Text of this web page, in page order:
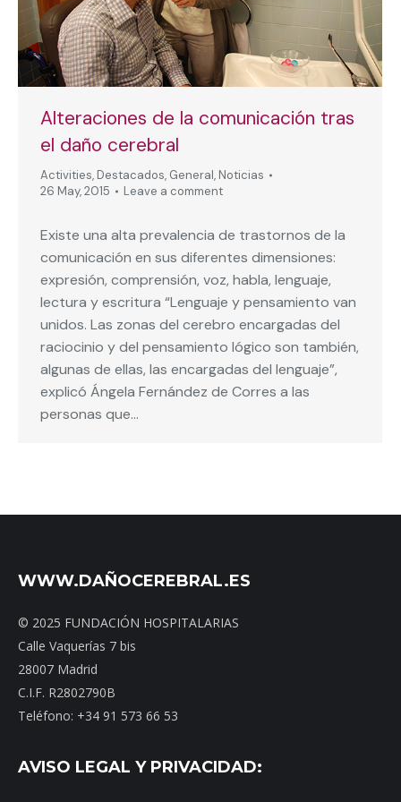
Alteraciones de la comunicación tras
el daño cerebral
Activities, Destacados, General, Noticias
26 May, 2015
Leave a comment
Existe una alta prevalencia de trastornos de la
comunicación en sus diferentes dimensiones:
expresión, comprensión, voz, habla, lenguaje,
lectura y escritura “Lenguaje y pensamiento van
unidos. Las zonas del cerebro encargadas del
raciocinio y del pensamiento lógico son también,
algunas de ellas, las encargadas del lenguaje”,
explicó Ángela Fernández de Corres a las
personas que…
WWW.DAÑOCEREBRAL.ES
© 2025 FUNDACIÓN HOSPITALARIAS
Calle Vaquerías 7 bis
28007 Madrid
C.I.F. R2802790B
Teléfono: +34 91 573 66 53
AVISO LEGAL Y PRIVACIDAD: